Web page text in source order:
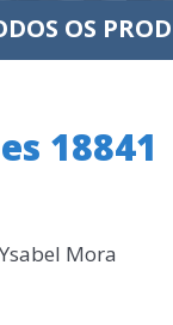
OS
18841
Mora